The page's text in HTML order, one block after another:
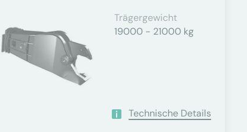
Trägergewicht
19000 - 21000 kg
Technische Details